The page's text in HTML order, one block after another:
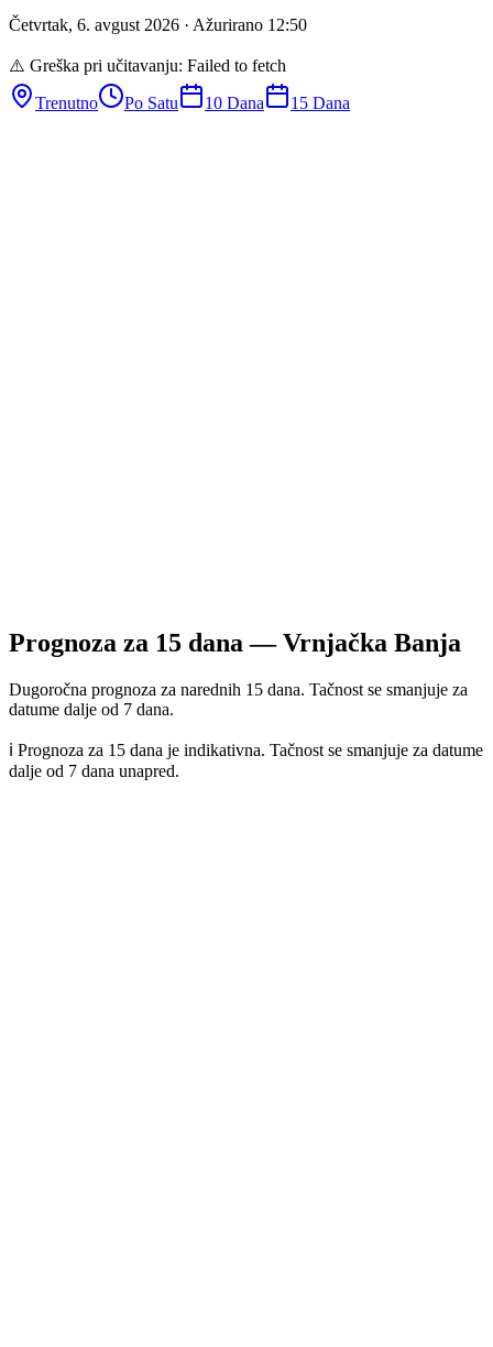
Četvrtak, 6. avgust 2026 · Ažurirano 12:50
⚠️ Greška pri učitavanju: Failed to fetch
Trenutno
Po Satu 10 Dana 15 Dana
Prognoza za 15 dana —Vrnjačka Banja
Dugoročna prognoza za narednih 15 dana. Tačnost se smanjuje za
datume dalje od 7 dana.
ℹ️ Prognoza za 15 dana je indikativna. Tačnost se smanjuje za datume
dalje od 7 dana unapred.